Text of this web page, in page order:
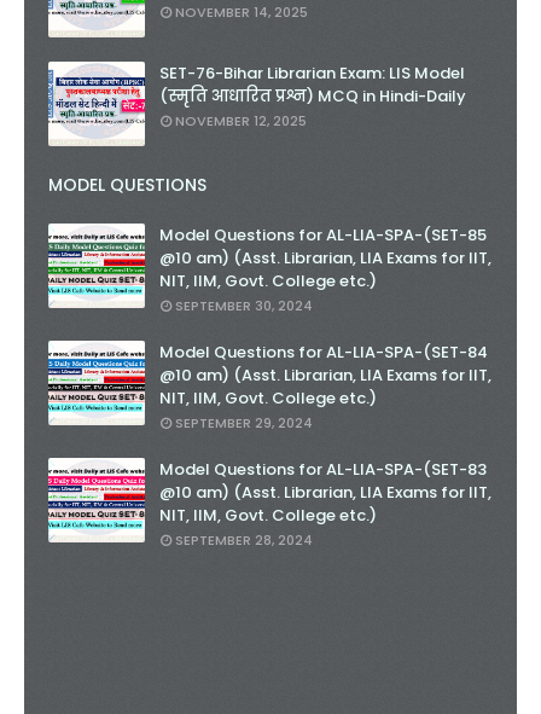
NOVEMBER 14, 2025
SET-76-Bihar Librarian Exam: LIS Model
(स्मृति आधारित प्रश्न) MCQ in Hindi-Daily
NOVEMBER 12, 2025
MODEL QUESTIONS
Model Questions for AL-LIA-SPA-(SET-85
@10 am) (Asst. Librarian, LIA Exams for IIT,
NIT, IIM, Govt. College etc.)
SEPTEMBER 30, 2024
Model Questions for AL-LIA-SPA-(SET-84
@10 am) (Asst. Librarian, LIA Exams for IIT,
NIT, IIM, Govt. College etc.)
SEPTEMBER 29, 2024
Model Questions for AL-LIA-SPA-(SET-83
@10 am) (Asst. Librarian, LIA Exams for IIT,
NIT, IIM, Govt. College etc.)
SEPTEMBER 28, 2024